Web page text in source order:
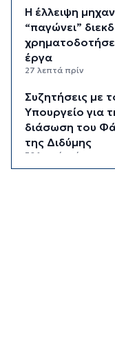
Η έλλειψη
“παγώνει”
έργα
27 λεπτά πρίν
Συζητήσεις με
Υπουργείο για
διάσωση του
της Διδύμης
32 λεπτά πρίν